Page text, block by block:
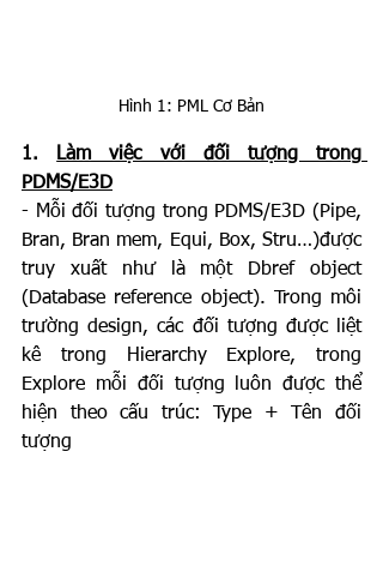
Hình 1: PML Cơ Bản
1.
Làm việc với đối tượng trong
PDMS/E3D
- Mỗi đối tượng trong PDMS/E3D (Pipe,
Bran, Bran mem, Equi, Box, Stru…)được
truy xuất như là một Dbref object
(Database reference object). Trong môi
trường design, các đối tượng được liệt
kê trong Hierarchy Explore, trong
Explore mỗi đối tượng luôn được thể
hiện theo cấu trúc: Type + Tên đối
tượng